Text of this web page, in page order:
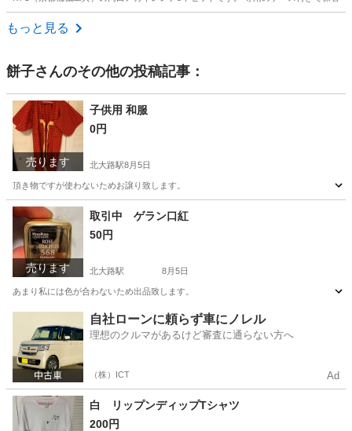
京都 宇治市
もっと見る
餅子さんのその他の投稿記事：
売ります
子供用 和服
0円
北大路駅8月5日
頂き物ですが使わないためお譲り致します。
京都 京都市 北大路駅 着物
売ります
取引中 ゲラン口紅
50円
北大路駅 8月5日
あまり私には色が合わないため出品致します。
北大路駅 メイクアップ
自社ローンに頼らず車にノレル
理想のクルマがあるけど審査に通らない方へ
（株）ICT Ad
白 リップンディップTシャツ
200円